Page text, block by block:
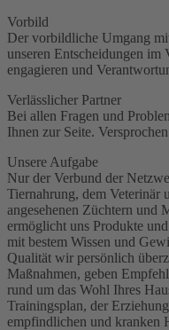
Vorbild
Der vorbildliche Umgang
unseren Entscheidungen im
engagieren und
Verlässlicher Partner
Bei allen Fragen und
Ihnen zur Seite.
Unsere Aufgabe
Nur der Verbund der
Tiernahrung, dem Veterinär
angesehenen Züchtern und
ermöglicht uns Produkte
mit bestem Wissen und
Qualität wir persönlich
Maßnahmen, geben
rund um das Wohl Ihres
Trainingsplan, der
empfindlichen und kranken